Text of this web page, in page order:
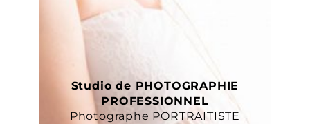
Studio de PHOTOGRAPHIE
PROFESSIONNEL
Photographe PORTRAITISTE